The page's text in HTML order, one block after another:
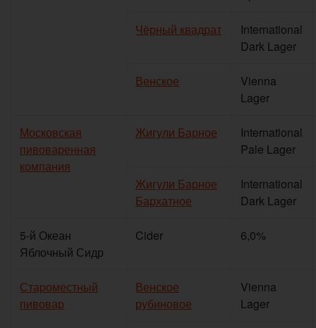
Чёрный квадрат
International
Dark Lager
Венское
Vienna
Lager
Московская
пивоваренная
компания
Жигули Барное
International
Pale Lager
Жигули Барное
Бархатное
International
Dark Lager
5-й Океан
Яблочный Сидр
Cider 6,0%
Староместный
пивовар
Венское
рубиновое
Vienna
Lager